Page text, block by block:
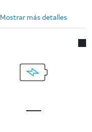
Mostrar más detalles